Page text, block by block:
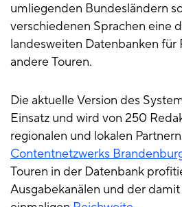
umliegenden Bundesländern
verschiedenen Sprachen eine
landesweiten Datenbanken für
andere Touren.
Die aktuelle Version des
Einsatz und wird von 250
regionalen und lokalen
Contentnetzwerks
Touren in der Datenbank
Ausgabekanälen und der